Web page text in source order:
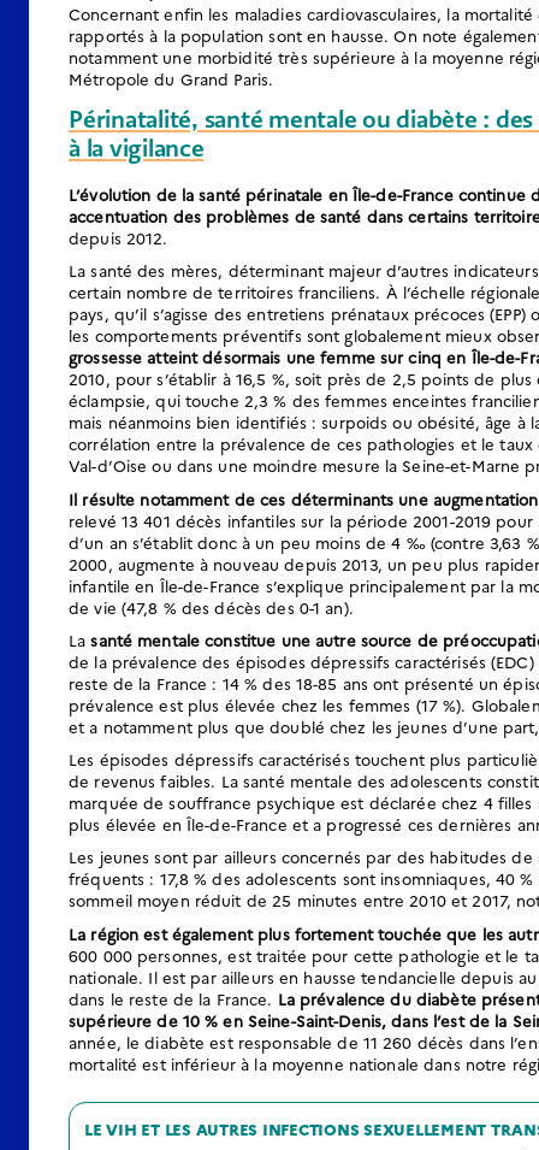
Concernant enfin les maladies cardiovasculaires, la
rapportés à la population sont en hausse. On note
notamment une morbidité très supérieure à la moyenne
Métropole du Grand Paris.
Périnatalité, santé mentale ou diabète :
à la vigilance
L’évolution de la santé périnatale en Île-de-France
accentuation des problèmes de santé dans certains
depuis 2012.
La santé des mères, déterminant majeur d’autres
certain nombre de territoires franciliens. À l’échelle
pays, qu’il s’agisse des entretiens prénataux précoces
les comportements préventifs sont globalement mieux
grossesse atteint désormais une femme sur cinq en Île-de-
2010, pour s’établir à 16,5 %, soit près de 2,5 points de
éclampsie, qui touche 2,3 % des femmes enceintes
mais néanmoins bien identifiés : surpoids ou obésité, âge
corrélation entre la prévalence de ces pathologies et le
Val-d’Oise ou dans une moindre mesure la Seine-et-Marne
Il résulte notamment de ces déterminants une
relevé 13 401 décès infantiles sur la période 2001-2019
d’un an s’établit donc à un peu moins de 4 ‰ (contre
2000, augmente à nouveau depuis 2013, un peu plus
infantile en Île-de-France s’explique principalement par la
de vie (47,8 % des décès des 0-1 an).
Lasanté mentale constitue une autre source de
de la prévalence des épisodes dépressifs caractérisés
reste de la France : 14 % des 18-85 ans ont présenté un
prévalence est plus élevée chez les femmes (17 %).
et a notamment plus que doublé chez les jeunes d’une
Les épisodes dépressifs caractérisés touchent plus
de revenus faibles. La santé mentale des adolescents
marquée de souffrance psychique est déclarée chez 4 filles
plus élevée en Île-de-France et a progressé ces dernières
Les jeunes sont par ailleurs concernés par des habitudes
fréquents : 17,8 % des adolescents sont insomniaques, 40
sommeil moyen réduit de 25 minutes entre 2010 et 2017,
La région est également plus fortement touchée que les
600 000 personnes, est traitée pour cette pathologie et le
nationale. Il est par ailleurs en hausse tendancielle depuis
dans le reste de la France. La prévalence du diabète
supérieure de 10 % en Seine-Saint-Denis, dans l’est de la
année, le diabète est responsable de 11 260 décès dans
mortalité est inférieur à la moyenne nationale dans notre
LE VIH ET LES AUTRES INFECTIONS SEXUELLEMENT